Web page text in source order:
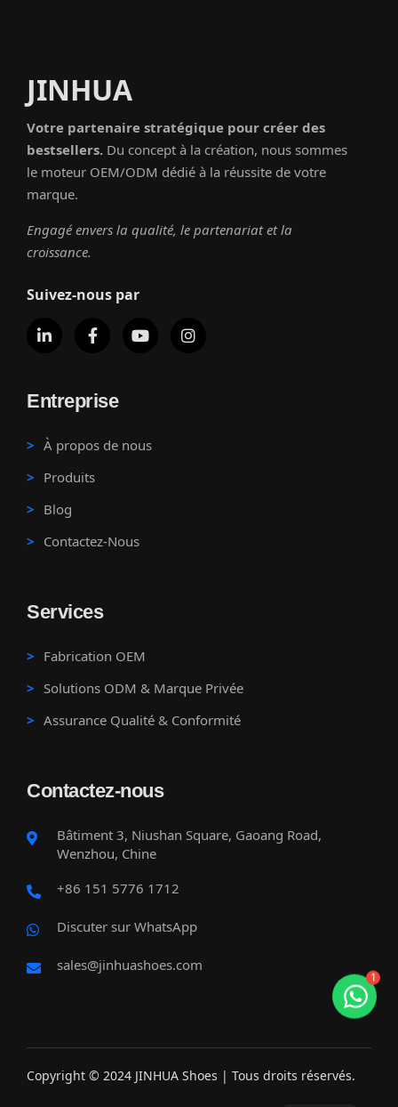
JINHUA
Votre partenaire stratégique pour créer des
bestsellers. Du concept à la création, nous sommes
le moteur OEM/ODM dédié à la réussite de votre
marque.
Engagé envers la qualité, le partenariat et la
croissance.
Suivez-nous par
Entreprise
À propos de nous
Produits
Blog
Contactez-Nous
Services
Fabrication OEM
Solutions ODM & Marque Privée
Assurance Qualité & Conformité
Contactez-nous
Bâtiment 3, Niushan Square, Gaoang Road,
Wenzhou, Chine
+86 151 5776 1712
Discuter sur WhatsApp
sales@jinhuashoes.com
Copyright © 2024 JINHUA Shoes | Tous droits réservés.
1